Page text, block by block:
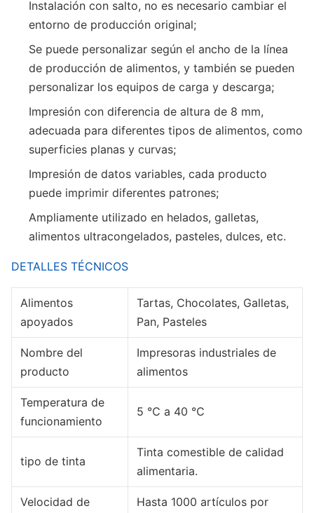
Instalación con salto, no es necesario cambiar el
entorno de producción original;
Se puede personalizar según el ancho de la línea
de producción de alimentos, y también se pueden
personalizar los equipos de carga y descarga;
Impresión con diferencia de altura de 8 mm,
adecuada para diferentes tipos de alimentos, como
superficies planas y curvas;
Impresión de datos variables, cada producto
puede imprimir diferentes patrones;
Ampliamente utilizado en helados, galletas,
alimentos ultracongelados, pasteles, dulces, etc.
DETALLES TÉCNICOS
Alimentos
apoyados
Tartas, Chocolates, Galletas,
Pan, Pasteles
Nombre del
producto
Impresoras industriales de
alimentos
Temperatura de
funcionamiento
5 ℃ a 40 ℃
tipo de tinta
Tinta comestible de calidad
alimentaria.
Velocidad de
Hasta 1000 artículos por